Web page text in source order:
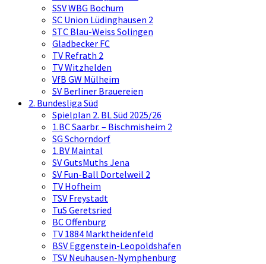
SSV WBG Bochum
SC Union Lüdinghausen 2
STC Blau-Weiss Solingen
Gladbecker FC
TV Refrath 2
TV Witzhelden
VfB GW Mülheim
SV Berliner Brauereien
2. Bundesliga Süd
Spielplan 2. BL Süd 2025/26
1.BC Saarbr. – Bischmisheim 2
SG Schorndorf
1.BV Maintal
SV GutsMuths Jena
SV Fun-Ball Dortelweil 2
TV Hofheim
TSV Freystadt
TuS Geretsried
BC Offenburg
TV 1884 Marktheidenfeld
BSV Eggenstein-Leopoldshafen
TSV Neuhausen-Nymphenburg